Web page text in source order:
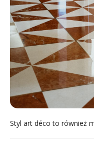
Styl art déco to również